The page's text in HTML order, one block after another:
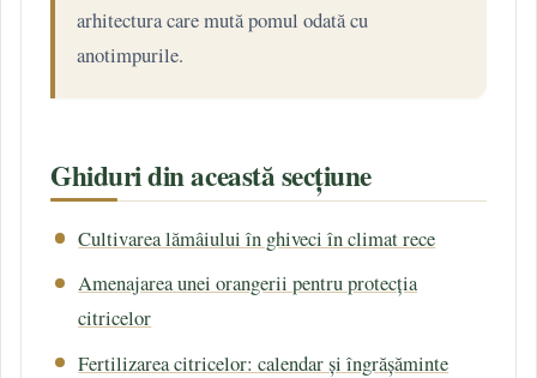
arhitectura care mută pomul odată cu
anotimpurile.
Ghiduri din această secțiune
Cultivarea lămâiului în ghiveci în climat rece
Amenajarea unei orangerii pentru protecția
citricelor
Fertilizarea citricelor: calendar și îngrășăminte